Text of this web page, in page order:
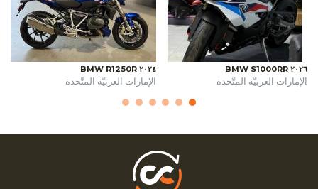
٢٠٢٦ BMW S1000RR
الإمارات العربيّة المتّحدة
٢٠٢٤ BMW R1250R
الإمارات العربيّة المتّحدة